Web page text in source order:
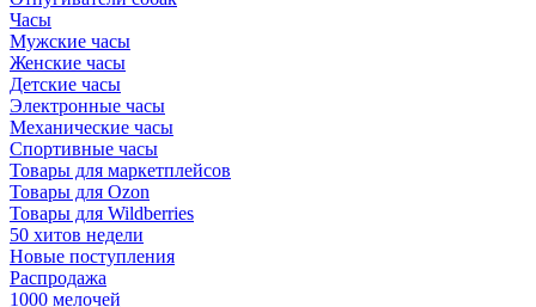
Часы
Мужские часы
Женские часы
Детские часы
Электронные часы
Механические часы
Спортивные часы
Товары для маркетплейсов
Товары для Ozon
Товары для Wildberries
50 хитов недели
Новые поступления
Распродажа
1000 мелочей